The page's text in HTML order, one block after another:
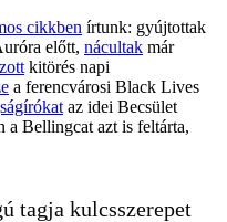
cikkben írtunk: gyújtottak
előtt, nácultak már
kitörés napi
a ferencvárosi Black Lives
az idei Becsület
a Bellingcat azt is feltárta,
tagja kulcsszerepet